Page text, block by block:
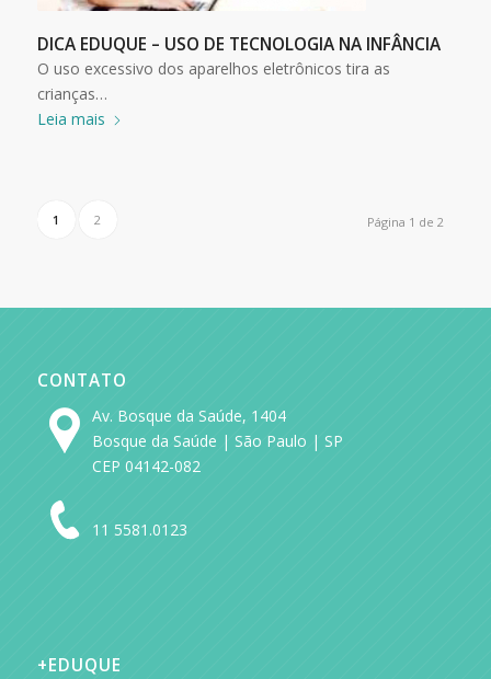
DICA EDUQUE – USO DE TECNOLOGIA NA INFÂNCIA
O uso excessivo dos aparelhos eletrônicos tira as
crianças…
Leia mais
Página 1 de 2
1 2
CONTATO
Av. Bosque da Saúde, 1404
Bosque da Saúde | São Paulo | SP
CEP 04142-082
11 5581.0123
+EDUQUE